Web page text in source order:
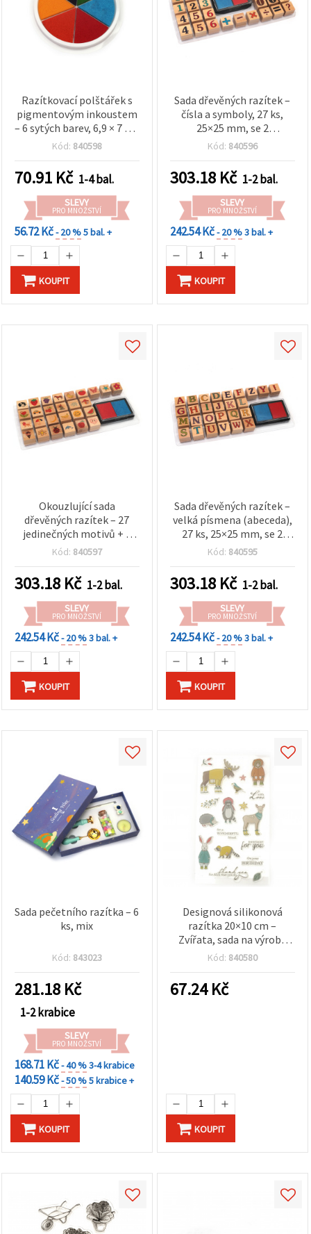
Razítkovací polštářek s
pigmentovým inkoustem
– 6 sytých barev, 6,9 × 7 cm
– perfektní pro
a kreativní DIY tvoření
Kód: 840598
70.91 Kč 1-4 bal.
SLEVY
PRO MNOŽSTVÍ
56.72 Kč- 20 %5 bal. +
KOUPIT
Sada dřevěných razítek –
čísla a symboly, 27 ks,
25×25 mm, se 2
razítkovacími polštářky
pro scrapbooking a DIY
Kód: 840596
303.18 Kč 1-2 bal.
SLEVY
PRO MNOŽSTVÍ
242.54 Kč- 20 %3 bal. +
KOUPIT
Okouzlující sada
dřevěných razítek – 27
jedinečných motivů + 2
barevné razítkovací
scrapbooking,
cardmaking a kreativní
DIY tvoření
Kód: 840597
303.18 Kč 1-2 bal.
SLEVY
PRO MNOŽSTVÍ
242.54 Kč- 20 %3 bal. +
KOUPIT
Sada dřevěných razítek –
velká písmena (abeceda),
27 ks, 25×25 mm, se 2
razítkovacími polštářky
Kód: 840595
303.18 Kč 1-2 bal.
SLEVY
PRO MNOŽSTVÍ
242.54 Kč- 20 %3 bal. +
KOUPIT
Sada pečetního razítka – 6
ks, mix
Kód: 843023
281.18 Kč
1-2 krabice
SLEVY
PRO MNOŽSTVÍ
168.71 Kč- 40 %3-4 krabice
140.59 Kč- 50 %5 krabice +
KOUPIT
Designová silikonová
razítka 20×10 cm –
Zvířata, sada na výrobu
přání, scrapbooking a
Kód: 840580
67.24Kč
KOUPIT